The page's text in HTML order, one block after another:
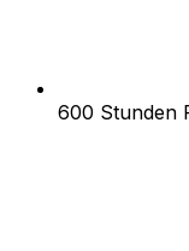
600 Stunden